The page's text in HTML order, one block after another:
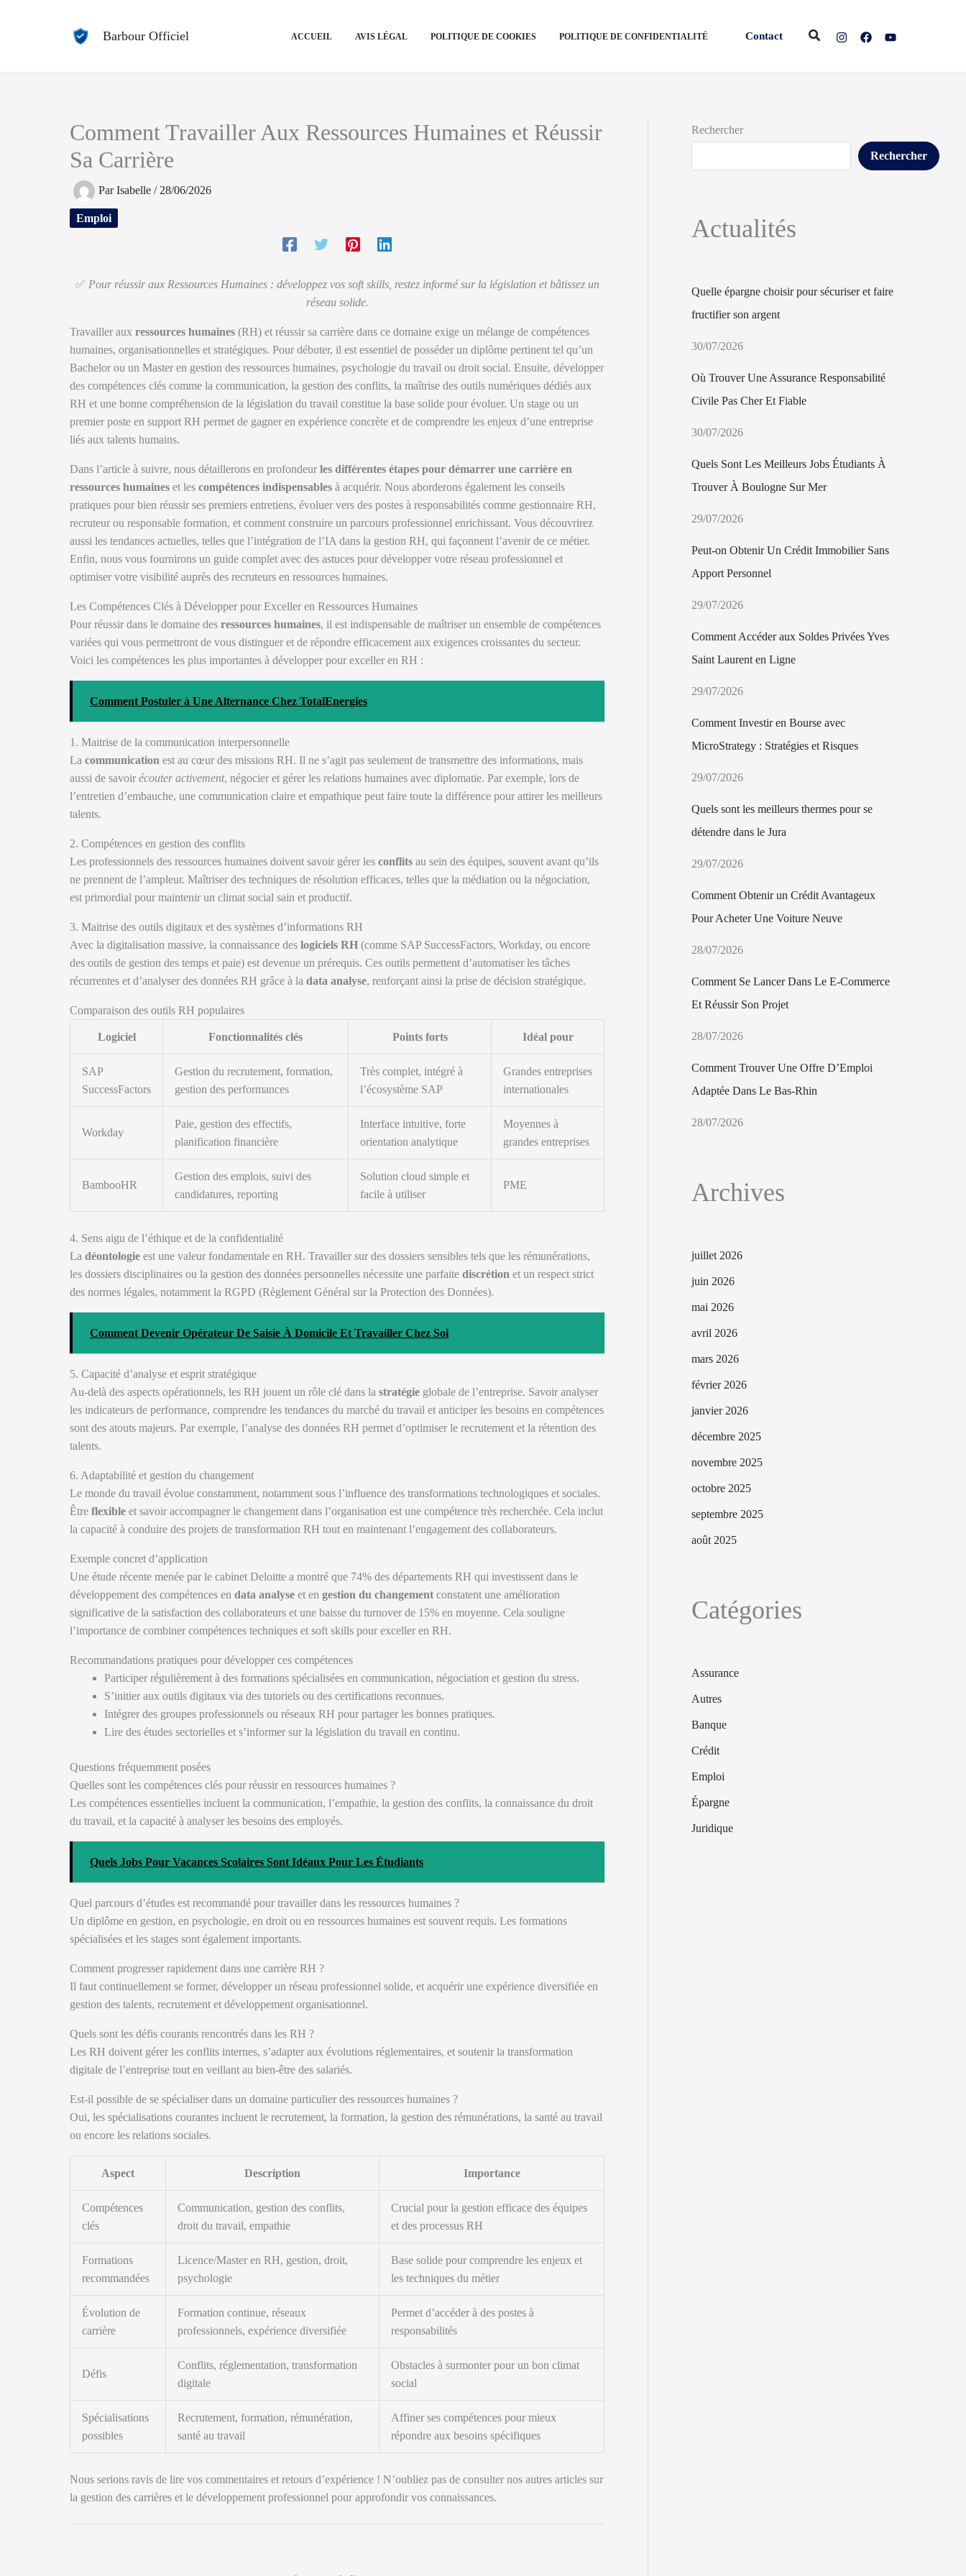
Barbour Officiel ACCUEIL AVIS LÉGAL POLITIQUE DE COOKIES POLITIQUE DE CONFIDENTIALITÉ Contact Rechercher
Comment Travailler Aux Ressources Humaines et Réussir
Sa Carrière
ParIsabelle / 28/06/2026
Emploi
✅ Pour réussir aux Ressources Humaines : développez vos soft skills, restez informé sur la législation et bâtissez un
réseau solide.
Travailler aux ressources humaines (RH) et réussir sa carrière dans ce domaine exige un mélange de compétences
humaines, organisationnelles et stratégiques. Pour débuter, il est essentiel de posséder un diplôme pertinent tel qu’un
Bachelor ou un Master en gestion des ressources humaines, psychologie du travail ou droit social. Ensuite, développer
des compétences clés comme la communication, la gestion des conflits, la maîtrise des outils numériques dédiés aux
RH et une bonne compréhension de la législation du travail constitue la base solide pour évoluer. Un stage ou un
premier poste en support RH permet de gagner en expérience concrète et de comprendre les enjeux d’une entreprise
liés aux talents humains.
Dans l’article à suivre, nous détaillerons en profondeur les différentes étapes pour démarrer une carrière en
ressources humaines et les compétences indispensables à acquérir. Nous aborderons également les conseils
pratiques pour bien réussir ses premiers entretiens, évoluer vers des postes à responsabilités comme gestionnaire RH,
recruteur ou responsable formation, et comment construire un parcours professionnel enrichissant. Vous découvrirez
aussi les tendances actuelles, telles que l’intégration de l’IA dans la gestion RH, qui façonnent l’avenir de ce métier.
Enfin, nous vous fournirons un guide complet avec des astuces pour développer votre réseau professionnel et
optimiser votre visibilité auprès des recruteurs en ressources humaines.
Les Compétences Clés à Développer pour Exceller en Ressources Humaines
Pour réussir dans le domaine des ressources humaines, il est indispensable de maîtriser un ensemble de compétences
variées qui vous permettront de vous distinguer et de répondre efficacement aux exigences croissantes du secteur.
Voici les compétences les plus importantes à développer pour exceller en RH :
Comment Postuler à Une Alternance Chez TotalEnergies
1. Maitrise de la communication interpersonnelle
La communication est au cœur des missions RH. Il ne s’agit pas seulement de transmettre des informations, mais
aussi de savoir écouter activement, négocier et gérer les relations humaines avec diplomatie. Par exemple, lors de
l’entretien d’embauche, une communication claire et empathique peut faire toute la différence pour attirer les meilleurs
talents.
2. Compétences en gestion des conflits
Les professionnels des ressources humaines doivent savoir gérer les conflits au sein des équipes, souvent avant qu’ils
ne prennent de l’ampleur. Maîtriser des techniques de résolution efficaces, telles que la médiation ou la négociation,
est primordial pour maintenir un climat social sain et productif.
3. Maitrise des outils digitaux et des systèmes d’informations RH
Avec la digitalisation massive, la connaissance des logiciels RH (comme SAP SuccessFactors, Workday, ou encore
des outils de gestion des temps et paie) est devenue un prérequis. Ces outils permettent d’automatiser les tâches
récurrentes et d’analyser des données RH grâce à la data analyse, renforçant ainsi la prise de décision stratégique.
Comparaison des outils RH populaires
Logiciel Fonctionnalités clés Points forts Idéal pour
SAP
SuccessFactors
Gestion du recrutement, formation,
gestion des performances
Très complet, intégré à
l’écosystème SAP
Grandes entreprises
internationales
Workday
Paie, gestion des effectifs,
planification financière
Interface intuitive, forte
orientation analytique
Moyennes à
grandes entreprises
BambooHR
Gestion des emplois, suivi des
candidatures, reporting
Solution cloud simple et
facile à utiliser
PME
4. Sens aigu de l’éthique et de la confidentialité
La déontologie est une valeur fondamentale en RH. Travailler sur des dossiers sensibles tels que les rémunérations,
les dossiers disciplinaires ou la gestion des données personnelles nécessite une parfaite discrétion et un respect strict
des normes légales, notamment la RGPD (Règlement Général sur la Protection des Données).
Comment Devenir Opérateur De Saisie À Domicile Et Travailler Chez Soi
5. Capacité d’analyse et esprit stratégique
Au-delà des aspects opérationnels, les RH jouent un rôle clé dans la stratégie globale de l’entreprise. Savoir analyser
les indicateurs de performance, comprendre les tendances du marché du travail et anticiper les besoins en compétences
sont des atouts majeurs. Par exemple, l’analyse des données RH permet d’optimiser le recrutement et la rétention des
talents.
6. Adaptabilité et gestion du changement
Le monde du travail évolue constamment, notamment sous l’influence des transformations technologiques et sociales.
Être flexible et savoir accompagner le changement dans l’organisation est une compétence très recherchée. Cela inclut
la capacité à conduire des projets de transformation RH tout en maintenant l’engagement des collaborateurs.
Exemple concret d’application
Une étude récente menée par le cabinet Deloitte a montré que 74% des départements RH qui investissent dans le
développement des compétences en data analyse et en gestion du changement constatent une amélioration
significative de la satisfaction des collaborateurs et une baisse du turnover de 15% en moyenne. Cela souligne
l’importance de combiner compétences techniques et soft skills pour exceller en RH.
Recommandations pratiques pour développer ces compétences
Participer régulièrement à des formations spécialisées en communication, négociation et gestion du stress.
S’initier aux outils digitaux via des tutoriels ou des certifications reconnues.
Intégrer des groupes professionnels ou réseaux RH pour partager les bonnes pratiques.
Lire des études sectorielles et s’informer sur la législation du travail en continu.
Questions fréquemment posées
Quelles sont les compétences clés pour réussir en ressources humaines ?
Les compétences essentielles incluent la communication, l’empathie, la gestion des conflits, la connaissance du droit
du travail, et la capacité à analyser les besoins des employés.
Quels Jobs Pour Vacances Scolaires Sont Idéaux Pour Les Étudiants
Quel parcours d’études est recommandé pour travailler dans les ressources humaines ?
Un diplôme en gestion, en psychologie, en droit ou en ressources humaines est souvent requis. Les formations
spécialisées et les stages sont également importants.
Comment progresser rapidement dans une carrière RH ?
Il faut continuellement se former, développer un réseau professionnel solide, et acquérir une expérience diversifiée en
gestion des talents, recrutement et développement organisationnel.
Quels sont les défis courants rencontrés dans les RH ?
Les RH doivent gérer les conflits internes, s’adapter aux évolutions réglementaires, et soutenir la transformation
digitale de l’entreprise tout en veillant au bien-être des salariés.
Est-il possible de se spécialiser dans un domaine particulier des ressources humaines ?
Oui, les spécialisations courantes incluent le recrutement, la formation, la gestion des rémunérations, la santé au travail
ou encore les relations sociales.
Aspect Description Importance
Compétences
clés
Communication, gestion des conflits,
droit du travail, empathie
Crucial pour la gestion efficace des équipes
et des processus RH
Formations
recommandées
Licence/Master en RH, gestion, droit,
psychologie
Base solide pour comprendre les enjeux et
les techniques du métier
Évolution de
carrière
Formation continue, réseaux
professionnels, expérience diversifiée
Permet d’accéder à des postes à
responsabilités
Défis
Conflits, réglementation, transformation
digitale
Obstacles à surmonter pour un bon climat
social
Spécialisations
possibles
Recrutement, formation, rémunération,
santé au travail
Affiner ses compétences pour mieux
répondre aux besoins spécifiques
Nous serions ravis de lire vos commentaires et retours d’expérience ! N’oubliez pas de consulter nos autres articles sur
la gestion des carrières et le développement professionnel pour approfondir vos connaissances.
Rechercher
Rechercher
Actualités
Quelle épargne choisir pour sécuriser et faire
fructifier son argent
30/07/2026
Où Trouver Une Assurance Responsabilité
Civile Pas Cher Et Fiable
30/07/2026
Quels Sont Les Meilleurs Jobs Étudiants À
Trouver À Boulogne Sur Mer
29/07/2026
Peut-on Obtenir Un Crédit Immobilier Sans
Apport Personnel
29/07/2026
Comment Accéder aux Soldes Privées Yves
Saint Laurent en Ligne
29/07/2026
Comment Investir en Bourse avec
MicroStrategy : Stratégies et Risques
29/07/2026
Quels sont les meilleurs thermes pour se
détendre dans le Jura
29/07/2026
Comment Obtenir un Crédit Avantageux
Pour Acheter Une Voiture Neuve
28/07/2026
Comment Se Lancer Dans Le E-Commerce
Et Réussir Son Projet
28/07/2026
Comment Trouver Une Offre D’Emploi
Adaptée Dans Le Bas-Rhin
28/07/2026
Archives
juillet 2026
juin 2026
mai 2026
avril 2026
mars 2026
février 2026
janvier 2026
décembre 2025
novembre 2025
octobre 2025
septembre 2025
août 2025
Catégories
Assurance
Autres
Banque
Crédit
Emploi
Épargne
Juridique